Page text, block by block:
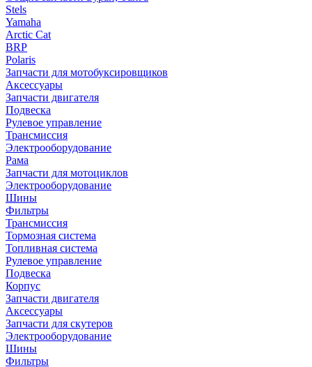
Stels
Yamaha
Arctic Cat
BRP
Polaris
Запчасти для мотобуксировщиков
Аксессуары
Запчасти двигателя
Подвеска
Рулевое управление
Трансмиссия
Электрооборудование
Рама
Запчасти для мотоциклов
Электрооборудование
Шины
Фильтры
Трансмиссия
Тормозная система
Топливная система
Рулевое управление
Подвеска
Корпус
Запчасти двигателя
Аксессуары
Запчасти для скутеров
Электрооборудование
Шины
Фильтры